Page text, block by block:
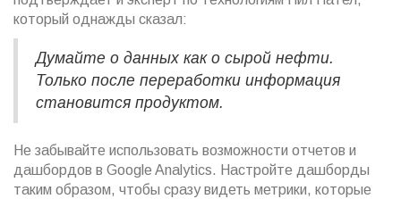
который однажды сказал:
Думайте о данных как о сырой нефти.
Только после переработки информация
становится продуктом.
Не забывайте использовать возможности отчетов и
дашбордов в Google Analytics. Настройте дашборды
таким образом, чтобы сразу видеть метрики, которые